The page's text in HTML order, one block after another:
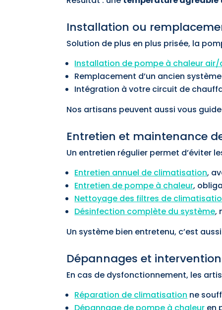
Installation ou
Solution de plus en plus prisée, la
Installation de pompe à chaleur
Remplacement d’un ancien
Intégration à votre circuit de
Nos artisans peuvent aussi vous
Entretien et maintenance
Un entretien régulier permet d’éviter
Entretien annuel de climatisation,
Entretien de pompe à chaleur,
Nettoyage des filtres de
Désinfection complète du système,
Un système bien entretenu, c’est
Dépannages et
En cas de dysfonctionnement, les
Réparation de climatisation ne